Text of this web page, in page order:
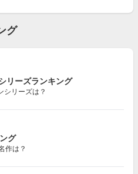
グ
リーズランキング
シリーズは？
グ
作は？